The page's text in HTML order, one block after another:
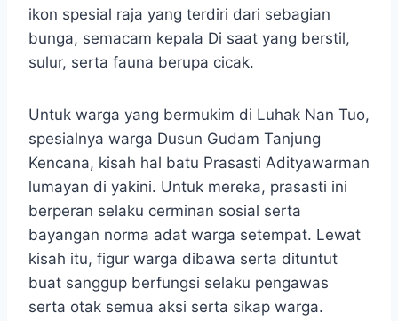
ikon spesial raja yang terdiri dari sebagian
bunga, semacam kepala Di saat yang berstil,
sulur, serta fauna berupa cicak.
Untuk warga yang bermukim di Luhak Nan Tuo,
spesialnya warga Dusun Gudam Tanjung
Kencana, kisah hal batu Prasasti Adityawarman
lumayan di yakini. Untuk mereka, prasasti ini
berperan selaku cerminan sosial serta
bayangan norma adat warga setempat. Lewat
kisah itu, figur warga dibawa serta dituntut
buat sanggup berfungsi selaku pengawas
serta otak semua aksi serta sikap warga.